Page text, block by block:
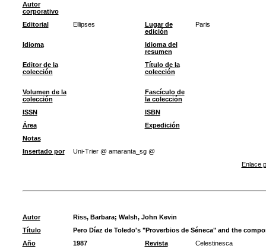
Autor
corporativo
Editorial
Ellipses
Lugar de
edición
Paris
Idioma
Idioma del
resumen
Editor de la
colección
Título de la
colección
Volumen de la
colección
Fascículo de
la colección
ISSN
ISBN
Área
Expedición
Notas
Insertado por
Uni-Trier @ amaranta_sg @
Enlace
Autor Riss, Barbara; Walsh, John Kevin
Título
Pero Díaz de Toledo's "Proverbios de Séneca" and the
Año
1987 Revista
Celestinesca